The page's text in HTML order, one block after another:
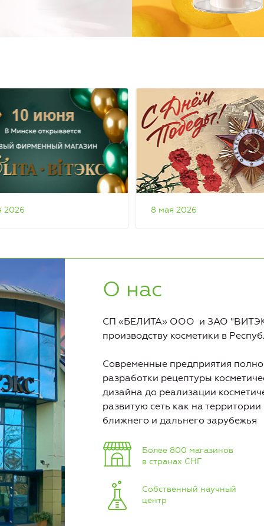
2026 8 мая 2026
О нас
СП «БЕЛИТА» ООО и ЗАО
производству косметики в
Современные предприятия
разработки рецептуры
дизайна до реализации
развитую сеть как на
ближнего и дальнего зарубежья
Более 800 магазинов
в странах СНГ
Собственный научный
центр